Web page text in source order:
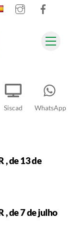
Instagram
Siscad WhatsApp
, de 13 de
, de 7 de julho